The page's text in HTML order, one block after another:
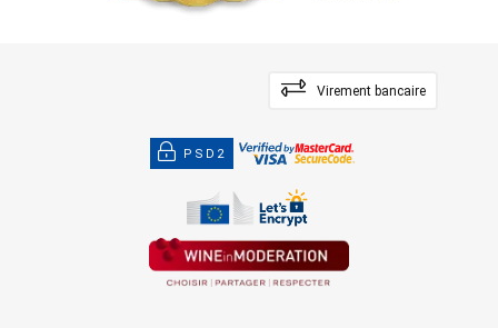
Virement bancaire
PSD2